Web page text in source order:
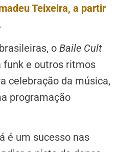
Teixeira, a partir
o Baile Cult
funk e outros ritmos
celebração da música,
programação
é um sucesso nas